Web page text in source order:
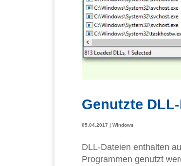
Genutzte
05.04.2017 | Windows
DLL-Dateien enthalten
Programmen genutzt